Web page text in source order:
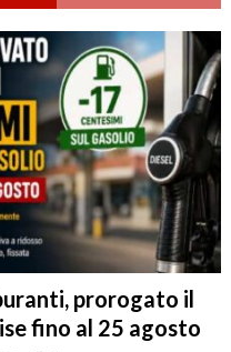
COMUNICATI
loro le
COMPAGNIE
agosto
prorogato il
fino al 25 agosto